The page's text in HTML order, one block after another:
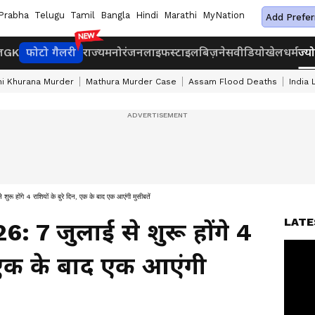
Telugu Tamil Bangla Hindi Marathi MyNation Add
GK फोटो गैलरी राज्यमनोरंजनलाइफस्टाइलबिज़नेसवीडियोखेलधर्म
Khurana Murder Mathura Murder Case Assam Flood Deaths India
होंगे 4 राशियों के बुरे दिन, एक के बाद एक आएंगी मुसीबतें
7 जुलाई से शुरू होंगे 4
एक के बाद एक आएंगी